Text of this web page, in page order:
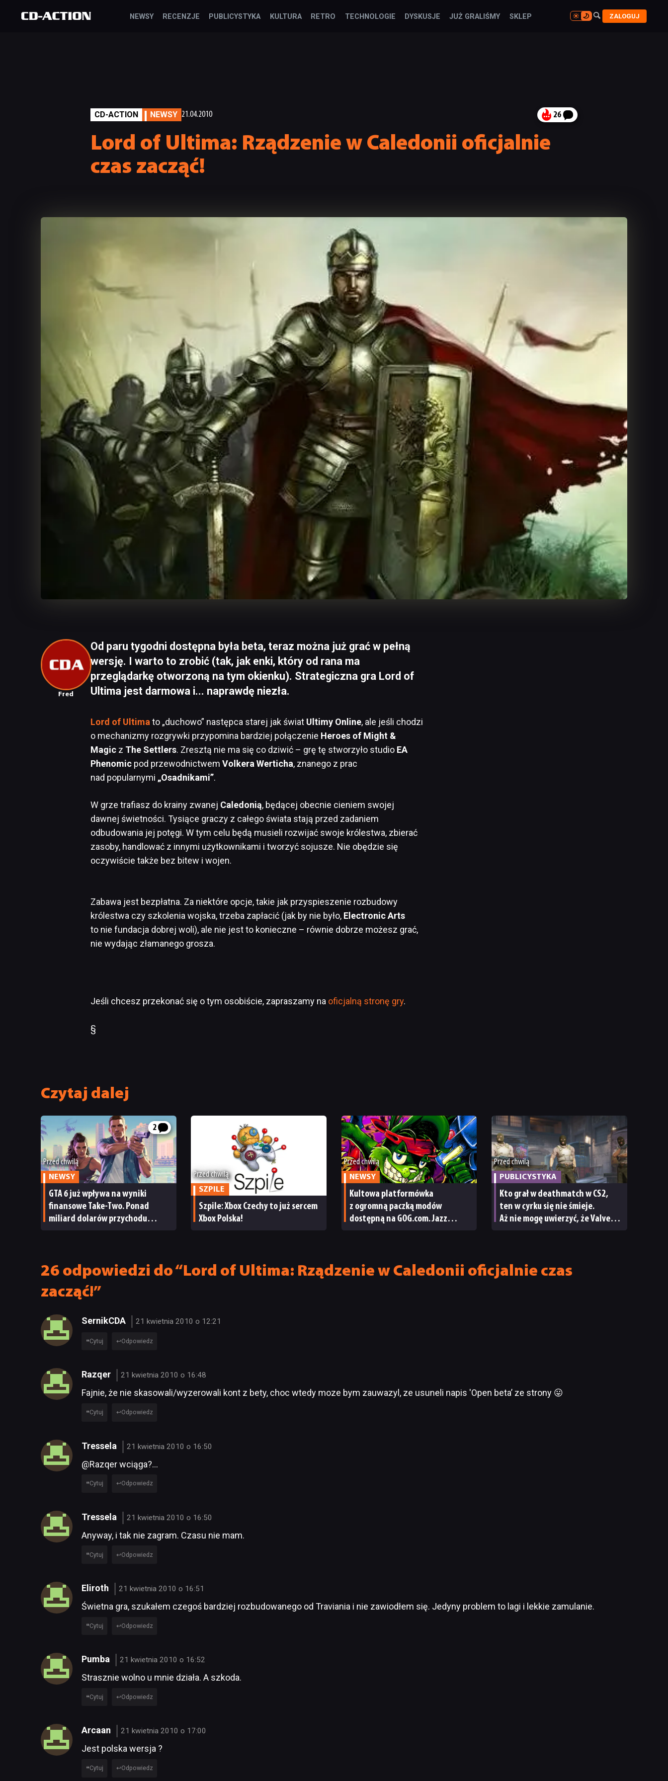
NEWSY RECENZJE PUBLICYSTYKA KULTURA RETRO TECHNOLOGIE DYSKUSJE JUŻ GRALIŚMY SKLEP 
 ZALOGUJ
CD-ACTION NEWSY 21.04.2010 26
Lord of Ultima: Rządzenie w Caledonii oficjalnie
czas zacząć!
Fred
Od paru tygodni dostępna była beta, teraz można już grać w pełną
wersję. I warto to zrobić (tak, jak enki, który od rana ma
przeglądarkę otworzoną na tym okienku). Strategiczna gra Lord of
Ultima jest darmowa i... naprawdę niezła.
Lord of Ultima to „duchowo” następca starej jak świat Ultimy Online, ale jeśli chodzi
o mechanizmy rozgrywki przypomina bardziej połączenie Heroes of Might &
Magic z The Settlers. Zresztą nie ma się co dziwić – grę tę stworzyło studio EA
Phenomic pod przewodnictwem Volkera Werticha, znanego z prac
nad popularnymi „Osadnikami”.
W grze trafiasz do krainy zwanej Caledonią, będącej obecnie cieniem swojej
dawnej świetności. Tysiące graczy z całego świata stają przed zadaniem
odbudowania jej potęgi. W tym celu będą musieli rozwijać swoje królestwa, zbierać
zasoby, handlować z innymi użytkownikami i tworzyć sojusze. Nie obędzie się
oczywiście także bez bitew i wojen.
Zabawa jest bezpłatna. Za niektóre opcje, takie jak przyspieszenie rozbudowy
królestwa czy szkolenia wojska, trzeba zapłacić (jak by nie było, Electronic Arts
to nie fundacja dobrej woli), ale nie jest to konieczne – równie dobrze możesz grać,
nie wydając złamanego grosza.
Jeśli chcesz przekonać się o tym osobiście, zapraszamy na oficjalną stronę gry.
§
Czytaj dalej
2
Przed chwilą
NEWSY
GTA 6 już wpływa na wyniki
finansowe Take-Two. Ponad
miliard dolarów przychodu
Przed chwilą
SZPILE
Szpile: Xbox Czechy to już sercem
Xbox Polska!
Przed chwilą
NEWSY
Kultowa platformówka
z ogromną paczką modów
dostępną na GOG.com. Jazz
Przed chwilą
PUBLICYSTYKA
Kto grał w deathmatch w CS2,
ten w cyrku się nie śmieje.
Aż nie mogę uwierzyć, że Valve
26 odpowiedzi do “Lord of Ultima: Rządzenie w Caledonii oficjalnie czas
zacząć!”
SernikCDA 21 kwietnia 2010 o 12:21
Cytuj Odpowiedz
Razqer 21 kwietnia 2010 o 16:48
Fajnie, że nie skasowali/wyzerowali kont z bety, choc wtedy moze bym zauwazyl, ze usuneli napis 'Open beta’ ze strony 😛
Cytuj Odpowiedz
Tressela 21 kwietnia 2010 o 16:50
@Razqer wciąga?…
Cytuj Odpowiedz
Tressela 21 kwietnia 2010 o 16:50
Anyway, i tak nie zagram. Czasu nie mam.
Cytuj Odpowiedz
Eliroth 21 kwietnia 2010 o 16:51
Świetna gra, szukałem czegoś bardziej rozbudowanego od Traviania i nie zawiodłem się. Jedyny problem to lagi i lekkie zamulanie.
Cytuj Odpowiedz
Pumba 21 kwietnia 2010 o 16:52
Strasznie wolno u mnie działa. A szkoda.
Cytuj Odpowiedz
Arcaan 21 kwietnia 2010 o 17:00
Jest polska wersja ?
Cytuj Odpowiedz